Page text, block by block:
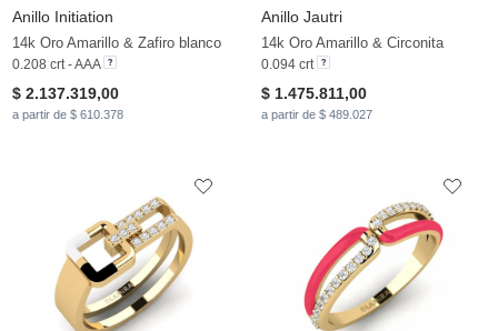
Anillo Initiation
14k Oro Amarillo & Zafiro blanco
0.208 crt - AAA
$ 2.137.319,00
a partir de $ 610.378
Anillo Jautri
14k Oro Amarillo & Circonita
0.094 crt
$ 1.475.811,00
a partir de $ 489.027